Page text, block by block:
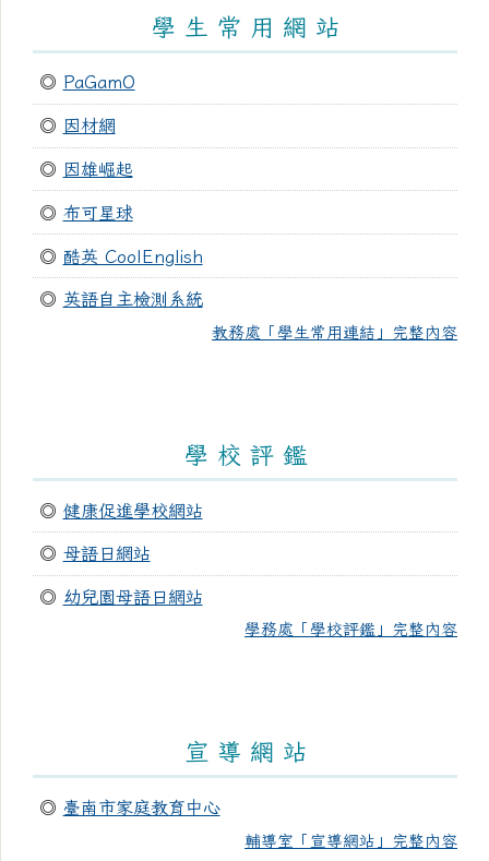
學 生 常 用 網 站
◎ PaGamO
◎ 因材網
◎ 因雄崛起
◎ 布可星球
◎ 酷英 CoolEnglish
◎ 英語自主檢測系統
教務處「學生常用連結」完整內容
學 校 評 鑑
◎ 健康促進學校網站
◎ 母語日網站
◎ 幼兒園母語日網站
學務處「學校評鑑」完整內容
宣 導 網 站
◎ 臺南市家庭教育中心
輔導室「宣導網站」完整內容